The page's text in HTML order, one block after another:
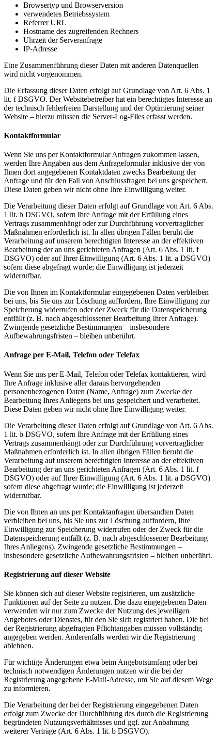
Browsertyp und Browserversion
verwendetes Betriebssystem
Referrer URL
Hostname des zugreifenden Rechners
Uhrzeit der Serveranfrage
IP-Adresse
Eine Zusammenführung dieser Daten mit anderen Datenquellen
wird nicht vorgenommen.
Die Erfassung dieser Daten erfolgt auf Grundlage von Art. 6 Abs. 1
lit. f DSGVO. Der Websitebetreiber hat ein berechtigtes Interesse an
der technisch fehlerfreien Darstellung und der Optimierung seiner
Website – hierzu müssen die Server-Log-Files erfasst werden.
Kontaktformular
Wenn Sie uns per Kontaktformular Anfragen zukommen lassen,
werden Ihre Angaben aus dem Anfrageformular inklusive der von
Ihnen dort angegebenen Kontaktdaten zwecks Bearbeitung der
Anfrage und für den Fall von Anschlussfragen bei uns gespeichert.
Diese Daten geben wir nicht ohne Ihre Einwilligung weiter.
Die Verarbeitung dieser Daten erfolgt auf Grundlage von Art. 6 Abs.
1 lit. b DSGVO, sofern Ihre Anfrage mit der Erfüllung eines
Vertrags zusammenhängt oder zur Durchführung vorvertraglicher
Maßnahmen erforderlich ist. In allen übrigen Fällen beruht die
Verarbeitung auf unserem berechtigten Interesse an der effektiven
Bearbeitung der an uns gerichteten Anfragen (Art. 6 Abs. 1 lit. f
DSGVO) oder auf Ihrer Einwilligung (Art. 6 Abs. 1 lit. a DSGVO)
sofern diese abgefragt wurde; die Einwilligung ist jederzeit
widerrufbar.
Die von Ihnen im Kontaktformular eingegebenen Daten verbleiben
bei uns, bis Sie uns zur Löschung auffordern, Ihre Einwilligung zur
Speicherung widerrufen oder der Zweck für die Datenspeicherung
entfällt (z. B. nach abgeschlossener Bearbeitung Ihrer Anfrage).
Zwingende gesetzliche Bestimmungen – insbesondere
Aufbewahrungsfristen – bleiben unberührt.
Anfrage per E-Mail, Telefon oder Telefax
Wenn Sie uns per E-Mail, Telefon oder Telefax kontaktieren, wird
Ihre Anfrage inklusive aller daraus hervorgehenden
personenbezogenen Daten (Name, Anfrage) zum Zwecke der
Bearbeitung Ihres Anliegens bei uns gespeichert und verarbeitet.
Diese Daten geben wir nicht ohne Ihre Einwilligung weiter.
Die Verarbeitung dieser Daten erfolgt auf Grundlage von Art. 6 Abs.
1 lit. b DSGVO, sofern Ihre Anfrage mit der Erfüllung eines
Vertrags zusammenhängt oder zur Durchführung vorvertraglicher
Maßnahmen erforderlich ist. In allen übrigen Fällen beruht die
Verarbeitung auf unserem berechtigten Interesse an der effektiven
Bearbeitung der an uns gerichteten Anfragen (Art. 6 Abs. 1 lit. f
DSGVO) oder auf Ihrer Einwilligung (Art. 6 Abs. 1 lit. a DSGVO)
sofern diese abgefragt wurde; die Einwilligung ist jederzeit
widerrufbar.
Die von Ihnen an uns per Kontaktanfragen übersandten Daten
verbleiben bei uns, bis Sie uns zur Löschung auffordern, Ihre
Einwilligung zur Speicherung widerrufen oder der Zweck für die
Datenspeicherung entfällt (z. B. nach abgeschlossener Bearbeitung
Ihres Anliegens). Zwingende gesetzliche Bestimmungen –
insbesondere gesetzliche Aufbewahrungsfristen – bleiben unberührt.
Registrierung auf dieser Website
Sie können sich auf dieser Website registrieren, um zusätzliche
Funktionen auf der Seite zu nutzen. Die dazu eingegebenen Daten
verwenden wir nur zum Zwecke der Nutzung des jeweiligen
Angebotes oder Dienstes, für den Sie sich registriert haben. Die bei
der Registrierung abgefragten Pflichtangaben müssen vollständig
angegeben werden. Anderenfalls werden wir die Registrierung
ablehnen.
Für wichtige Änderungen etwa beim Angebotsumfang oder bei
technisch notwendigen Änderungen nutzen wir die bei der
Registrierung angegebene E-Mail-Adresse, um Sie auf diesem Wege
zu informieren.
Die Verarbeitung der bei der Registrierung eingegebenen Daten
erfolgt zum Zwecke der Durchführung des durch die Registrierung
begründeten Nutzungsverhältnisses und ggf. zur Anbahnung
weiterer Verträge (Art. 6 Abs. 1 lit. b DSGVO).